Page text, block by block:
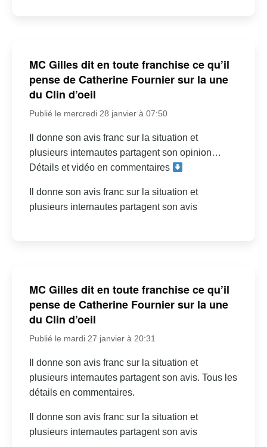
MC Gilles dit en toute franchise ce qu’il
pense de Catherine Fournier sur la une
du Clin d’oeil
Publié le mercredi 28 janvier à 07:50
Il donne son avis franc sur la situation et
plusieurs internautes partagent son opinion…
Détails et vidéo en commentaires
Il donne son avis franc sur la situation et
plusieurs internautes partagent son avis
MC Gilles dit en toute franchise ce qu’il
pense de Catherine Fournier sur la une
du Clin d’oeil
Publié le mardi 27 janvier à 20:31
Il donne son avis franc sur la situation et
plusieurs internautes partagent son avis. Tous les
détails en commentaires.
Il donne son avis franc sur la situation et
plusieurs internautes partagent son avis